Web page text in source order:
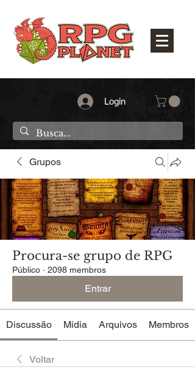
Login
Grupos
Procura-se grupo de RPG
Público · 2098 membros
Entrar
Discussão Mídia Arquivos Membros
Voltar